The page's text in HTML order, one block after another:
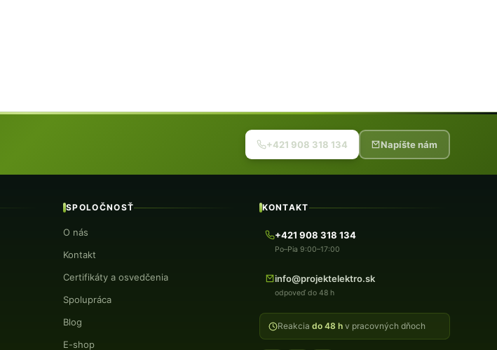
+421 908 318 134 Napíšte nám
SPOLOČNOSŤ
O nás
Kontakt
Certifikáty a osvedčenia
Spolupráca
Blog
E-shop
KONTAKT
+421 908 318 134
Po–Pia 9:00–17:00
info@projektelektro.sk
odpoveď do 48 h
Reakcia do 48 hv pracovných dňoch